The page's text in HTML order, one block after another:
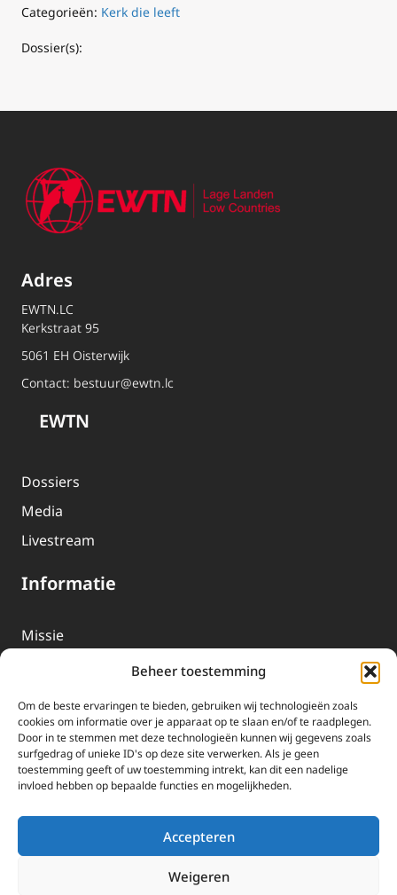
Beheer toestemming
Om de beste ervaringen te bieden, gebruiken wij technologieën zoals
cookies om informatie over je apparaat op te slaan en/of te raadplegen.
Door in te stemmen met deze technologieën kunnen wij gegevens zoals
surfgedrag of unieke ID's op deze site verwerken. Als je geen
toestemming geeft of uw toestemming intrekt, kan dit een nadelige
invloed hebben op bepaalde functies en mogelijkheden.
Accepteren
Weigeren
Categorieën: Kerk die leeft
Dossier(s):
Adres
EWTN.LC
Kerkstraat 95
5061 EH Oisterwijk
Contact: bestuur@ewtn.lc
EWTN
Dossiers
Media
Livestream
Informatie
Missie
EWTN-Team
Organisatiegegevens
Doneren
EWTN wordt uitsluitend gefinancierd door uw donaties.
Wij ontvangen bewust geen advertentie-inkomsten of